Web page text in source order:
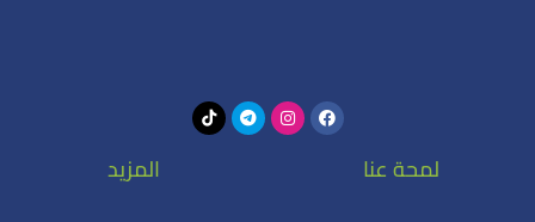
لمحة عنا المزيد